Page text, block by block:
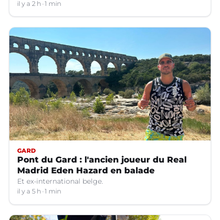
il y a 2 h 1 min
GARD
Pont du Gard : l'ancien joueur du Real
Madrid Eden Hazard en balade
Et ex-international belge.
il y a 5 h 1 min